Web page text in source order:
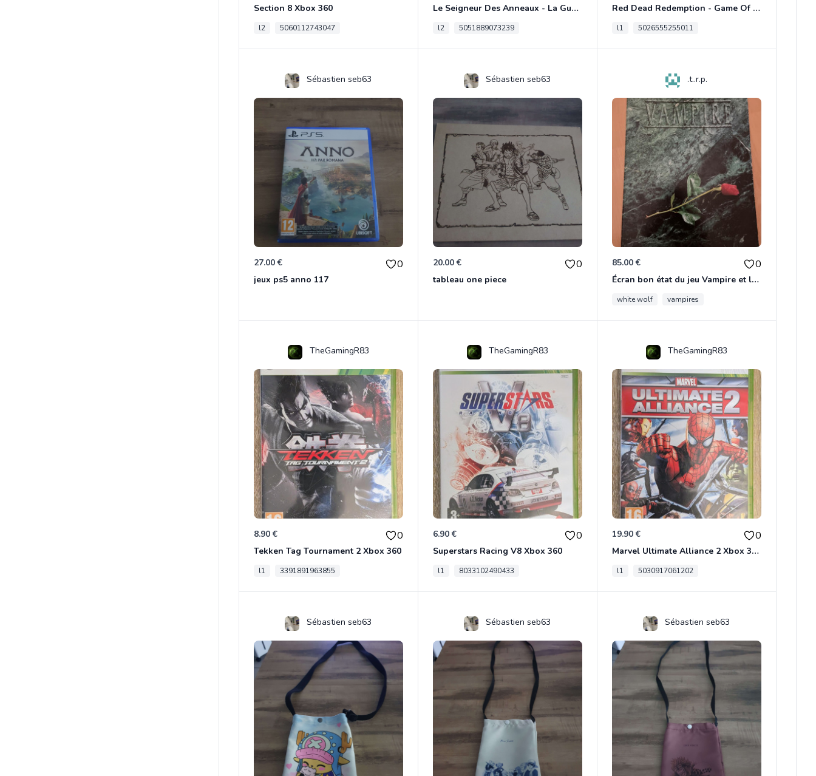
Section 8 Xbox 360
l2 5060112743047
Le Seigneur Des Anneaux - La Guerre Du Nord Xbox 360
l2 5051889073239
Red Dead Redemption - Game Of The Year Xbox 360
l1 5026555255011
Sébastien seb63
27.00 € 0
jeux ps5 anno 117
Sébastien seb63
20.00 € 0
tableau one piece
.t..r.p.
85.00 € 0
Écran bon état du jeu Vampire et livre de règles « la mascarade » état d’usage
white wolf vampires
TheGamingR83
8.90 € 0
Tekken Tag Tournament 2 Xbox 360
l1 3391891963855
TheGamingR83
6.90 € 0
Superstars Racing V8 Xbox 360
l1 8033102490433
TheGamingR83
19.90 € 0
Marvel Ultimate Alliance 2 Xbox 360
l1 5030917061202
Sébastien seb63 Sébastien seb63 Sébastien seb63